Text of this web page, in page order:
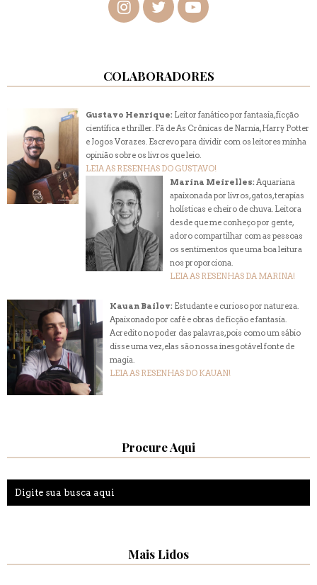
COLABORADORES
Gustavo Henrique: Leitor fanático por fantasia, ficção
científica e thriller. Fã de As Crônicas de Narnia, Harry Potter
e Jogos Vorazes. Escrevo para dividir com os leitores minha
opinião sobre os livros que leio.
LEIA AS RESENHAS DO GUSTAVO!
Marina Meirelles:Aquariana
apaixonada por livros, gatos, terapias
holísticas e cheiro de chuva. Leitora
desde que me conheço por gente,
adoro compartilhar com as pessoas
os sentimentos que uma boa leitura
nos proporciona.
LEIA AS RESENHAS DA MARINA!
Kauan Bailov: Estudante e curioso por natureza.
Apaixonado por café e obras de ficção e fantasia.
Acredito no poder das palavras, pois como um sábio
disse uma vez, elas são nossa inesgotável fonte de
magia.
LEIA AS RESENHAS DO KAUAN!
Procure Aqui
Mais Lidos